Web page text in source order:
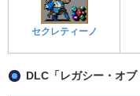
セクレティーノ
DLC「レガシー・オブ